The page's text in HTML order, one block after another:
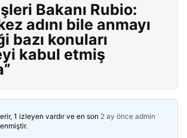
Bakanı Rubio:
adını bile anmayı
bazı konuları
kabul etmiş
1 izleyen vardır ve en son 2 ay önce admin